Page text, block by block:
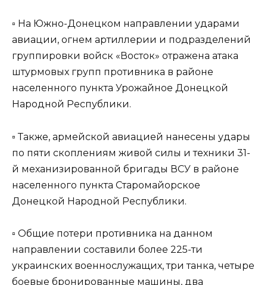
▫️ На Южно-Донецком направлении ударами
авиации, огнем артиллерии и подразделений
группировки войск «Восток» отражена атака
штурмовых групп противника в районе
населенного пункта Урожайное Донецкой
Народной Республики.
▫️ Также, армейской авиацией нанесены удары
по пяти скоплениям живой силы и техники 31-
й механизированной бригады ВСУ в районе
населенного пункта Старомайорское
Донецкой Народной Республики.
▫️ Общие потери противника на данном
направлении составили более 225-ти
украинских военнослужащих, три танка, четыре
боевые бронированные машины, два